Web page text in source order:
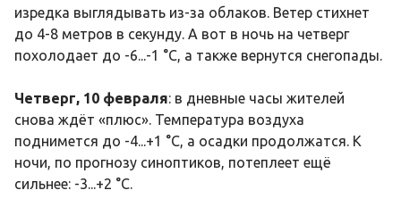
изредка выглядывать из-за облаков. Ветер стихнет
до 4-8 метров в секунду. А вот в ночь на четверг
похолодает до -6...-1 °C, а также вернутся снегопады.
Четверг, 10 февраля: в дневные часы жителей
снова ждёт «плюс». Температура воздуха
поднимется до -4...+1 °C, а осадки продолжатся. К
ночи, по прогнозу синоптиков, потеплеет ещё
сильнее: -3...+2 °C.